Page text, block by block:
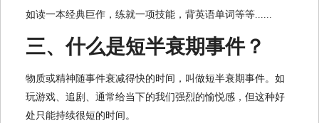
如读一本经典巨作，练就一项技能，背英语单词等等......
三、什么是短半衰期事件？
物质或精神随事件衰减得快的时间，叫做短半衰期事件。如
玩游戏、追剧、通常给当下的我们强烈的愉悦感，但这种好
处只能持续很短的时间。